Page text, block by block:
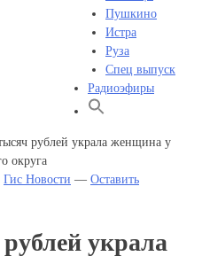
Пушкино
Истра
Руза
Спец выпуск
Радиоэфиры
рублей украла женщина у
округа
Гис Новости — Оставить
украла